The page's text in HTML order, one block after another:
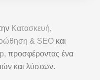
Κατασκευή,
& SEO και
, προσφέροντας ένα
και λύσεων.